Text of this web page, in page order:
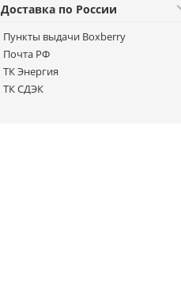
Доставка по России
Пункты выдачи Boxberry
Почта РФ
ТК Энергия
ТК СДЭК